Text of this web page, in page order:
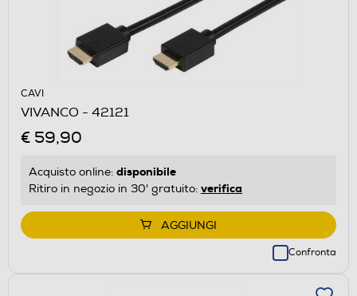
CAVI
VIVANCO - 42121
€ 59,90
Acquisto online: disponibile
Ritiro in negozio in 30' gratuito: verifica
AGGIUNGI
Confronta